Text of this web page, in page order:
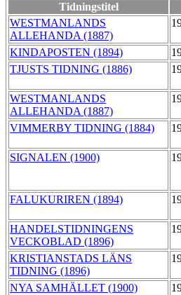
Tidningstitel
WESTMANLANDS
ALLEHANDA (1887)
KINDAPOSTEN (1894)
TJUSTS TIDNING (1886)
WESTMANLANDS
ALLEHANDA (1887)
VIMMERBY TIDNING (1884)
SIGNALEN (1900)
FALUKURIREN (1894)
HANDELSTIDNINGENS
VECKOBLAD (1896)
KRISTIANSTADS LÄNS
TIDNING (1896)
NYA SAMHÄLLET (1900)